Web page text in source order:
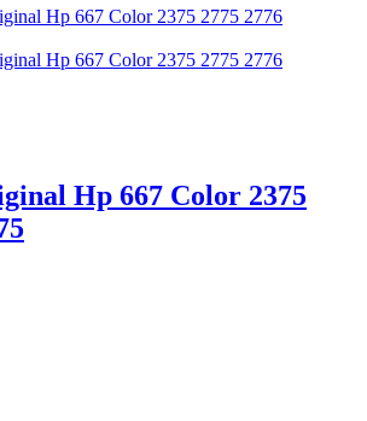
Hp 667 Color 2375